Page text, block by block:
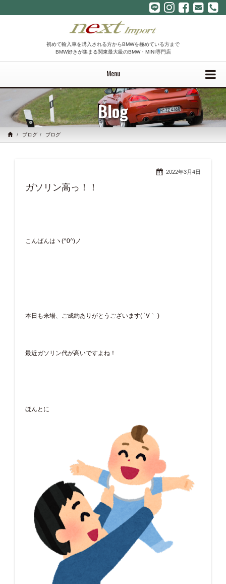
初めて輸入車を購入される方からBMWを極めている方まで
BMW好きが集まる関東最大級のBMW・MINI専門店
Menu
Blog
ブログ ブログ
2022年3月4日
ガソリン高っ！！
こんばんはヽ(^0^)ノ
本日も来場、ご成約ありがとうございます( ´∀｀ )
最近ガソリン代が高いですよね！
ほんとに